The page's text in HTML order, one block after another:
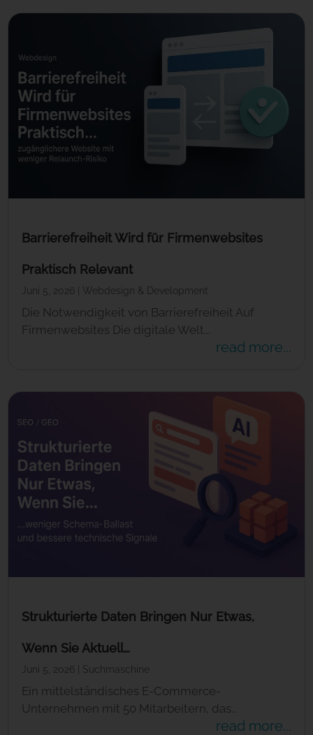
Barrierefreiheit Wird für Firmenwebsites
Praktisch Relevant
Juni 5, 2026 Webdesign & Development
Die Notwendigkeit von Barrierefreiheit Auf
Firmenwebsites Die digitale Welt...
read more...
Strukturierte Daten Bringen Nur Etwas,
Wenn Sie Aktuell…
Juni 5, 2026 Suchmaschine
Ein mittelständisches E-Commerce-
Unternehmen mit 50 Mitarbeitern, das...
read more...